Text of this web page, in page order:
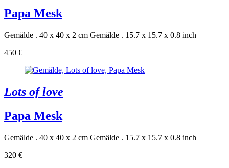
Papa Mesk
Gemälde . 40 x 40 x 2 cm Gemälde . 15.7 x 15.7 x 0.8 inch
450 €
Lots of love
Papa Mesk
Gemälde . 40 x 40 x 2 cm Gemälde . 15.7 x 15.7 x 0.8 inch
320 €